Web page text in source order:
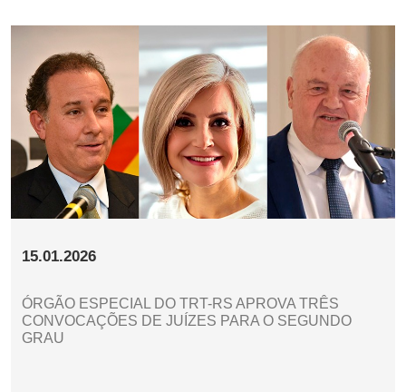
15.01.2026
ÓRGÃO ESPECIAL DO TRT-RS APROVA TRÊS
CONVOCAÇÕES DE JUÍZES PARA O SEGUNDO
GRAU